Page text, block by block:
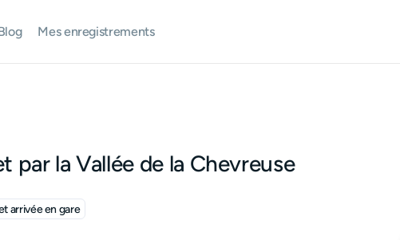
Mes enregistrements
par la Vallée de la Chevreuse
arrivée en gare